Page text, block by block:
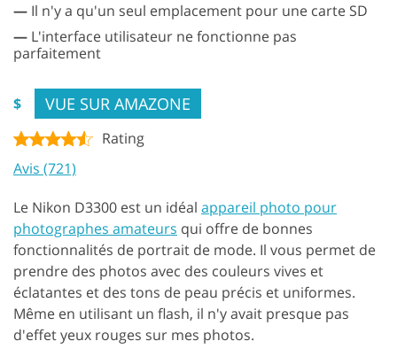
— Il n'y a qu'un seul emplacement pour une carte SD
— L'interface utilisateur ne fonctionne pas
parfaitement
$ VUE SUR AMAZONE
Rating
Avis (721)
Le Nikon D3300 est un idéal appareil photo pour
photographes amateurs qui offre de bonnes
fonctionnalités de portrait de mode. Il vous permet de
prendre des photos avec des couleurs vives et
éclatantes et des tons de peau précis et uniformes.
Même en utilisant un flash, il n'y avait presque pas
d'effet yeux rouges sur mes photos.